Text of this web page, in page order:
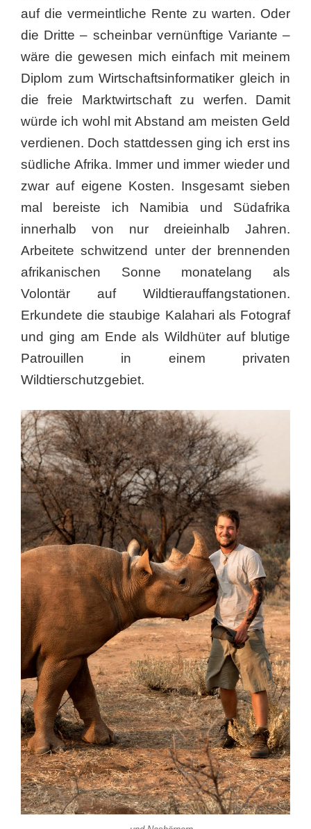
auf die vermeintliche Rente zu warten. Oder
die Dritte – scheinbar vernünftige Variante –
wäre die gewesen mich einfach mit meinem
Diplom zum Wirtschaftsinformatiker gleich in
die freie Marktwirtschaft zu werfen. Damit
würde ich wohl mit Abstand am meisten Geld
verdienen. Doch stattdessen ging ich erst ins
südliche Afrika. Immer und immer wieder und
zwar auf eigene Kosten. Insgesamt sieben
mal bereiste ich Namibia und Südafrika
innerhalb von nur dreieinhalb Jahren.
Arbeitete schwitzend unter der brennenden
afrikanischen Sonne monatelang als
Volontär auf Wildtierauffangstationen.
Erkundete die staubige Kalahari als Fotograf
und ging am Ende als Wildhüter auf blutige
Patrouillen in einem privaten
Wildtierschutzgebiet.